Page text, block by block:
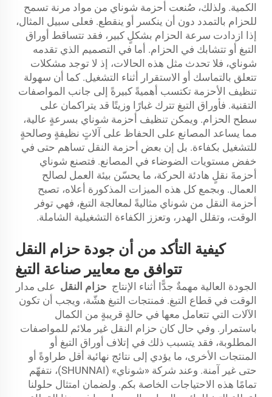
الكمية. ولذلك، صُنعت أحزمة شوناي من مواد مرنة تسمح
للحزام بالتمدد دون أن ينكسر أو ينقطع. فعلى سبيل المثال،
إذا ازدادت سرعة الحزام بشكلٍ كبير، فقد تتساقط أوراق
التبغ أو تتشابك في الحزام. أما في التصميم الذي تقدمه
شوناي، فلا تحدث مثل هذه الحالات، إذ لا توجد مشكلات
تتعلق بالتماسك أو الاستقرار أثناء التشغيل. كما أن سهولة
تنظيف الأحزمة تكتسب أهميةً كبيرةً إلى جانب المواصفات
التقنية. فأوراق التبغ تترك غبارًا وزيتًا قد يتراكمان على
سطح الحزام. ويمكن تنظيف أحزمة شوناي بسرعةٍ عالية،
مما يساعد المصانع على الحفاظ على آلاتٍ نظيفةٍ وصالحةٍ
للتشغيل بكفاءة. بل إن بعض أحزمة النقل تساهم حتى في
خفض مستويات الضوضاء في المصانع. فتصنع شوناي
أحزمةَ نقلٍ هادئة الحركة، ما يحسّن بيئة العمل لصالح
العمال. وبجمع كل هذه الميزات المذكورة أعلاه، تصبح
أحزمة النقل من شوناي مثاليةً لمعالجة التبغ، فهي توفر
الوقت، وتقلل الهدر، وتعزز الكفاءة التشغيلية الشاملة.
كيفية التأكد من أن جودة حزام النقل
تتوافق مع معايير صناعة التبغ
الجودة العالية مهمةٌ جدًّا أثناء الإنتاج حزام النقل على مدار
الوقت في قطاع التبغ. فمنتجات التبغ هشّة، ويجب أن تكون
الآلات التي تتعامل معها في حالةٍ قريبةٍ من الكمال
باستمرار. وفي حال كان حزام النقل غير ملائم للمواصفات
المطلوبة، فقد يتسبب ذلك في إتلاف أوراق التبغ أو
المنتجات الأخرى، ما يؤدي إلى نتائج نهائية أقل طراوةً أو
حتى غير آمنة. وعند شركة «شوناي» (SHUNNAI)، نتفهّم
تمامًا هذه الاحتياجات الخاصة بكم. ولضمان امتثال حلولنا